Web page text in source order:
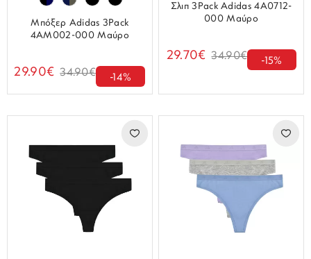
Μπόξερ Adidas 3Pack
4AM002-000 Μαύρο
29.90€ 34.90€ -14%
Σλιπ 3Pack Adidas 4A0712-
000 Μαύρο
29.70€ 34.90€ -15%